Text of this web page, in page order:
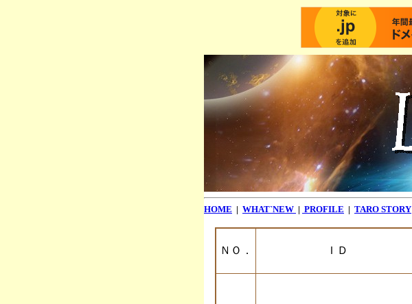
HOME | WHAT`NEW | PROFILE | TARO STORY
ＮＯ． ＩＤ